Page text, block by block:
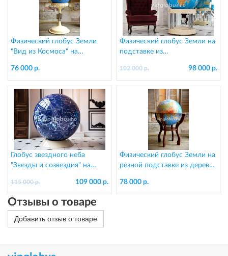
Физический глобус Земли
"Вид из Космоса" на
см
76 000 р.
Физический глобус Земли на
подставке из
98 000 р.
102 000 р.
Глобус звездного неба
"Звезды и созвездия" на
d=130 см
109 000 р.
115 000 р.
Физический глобус Земли на
резной подставке из дерева,
78 000 р.
Отзывы о товаре
Добавить отзыв о товаре